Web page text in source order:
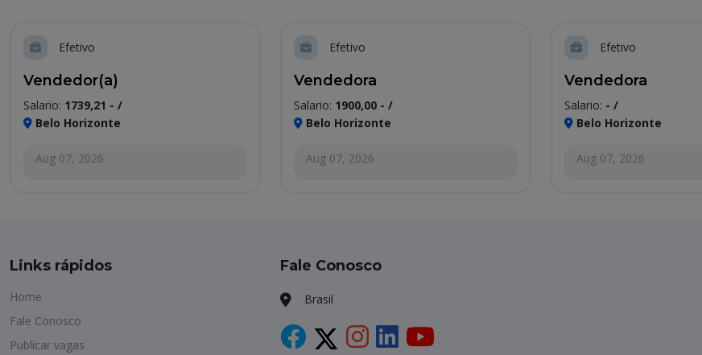
Efetivo
Vendedor(a)
Salario: 1739,21 - /
Belo Horizonte
Aug 07, 2026
Efetivo
Vendedora
Salario: 1900,00 - /
Belo Horizonte
Aug 07, 2026
Efetivo
Vendedora
Salario: - /
Belo Horizonte
Aug 07, 2026
Links rápidos
Home
Fale Conosco
Publicar vagas
Fale Conosco
Brasil